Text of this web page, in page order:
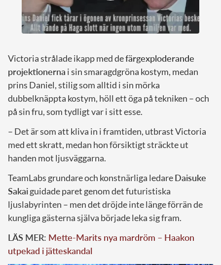
Victoria strålade ikapp med defärgexploderande
projektionerna i sin smaragdgröna kostym, medan
prins Daniel, stilig som alltid i sin mörka
dubbelknäppta kostym, höll ett öga på tekniken – och
på sin fru, som tydligt var i sitt esse.
– Det är som att kliva in i framtiden, utbrast Victoria
med ett skratt, medan hon försiktigt sträckte ut
handen mot ljusväggarna.
TeamLabs grundare och konstnärliga ledareDaisuke
Sakaiguidade paret genom det futuristiska
ljuslabyrinten – men det dröjde inte länge förrän de
kungliga gästerna själva började leka sig fram.
LÄS MER: Mette-Marits nya mardröm – Haakon
utpekad i jätteskandal